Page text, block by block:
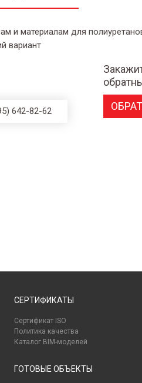
и материалам для
вариант
642-82-62
СЕРТИФИКАТЫ
Сертификат ISO
Политика качества
Каталог BIM-моделей
ГОТОВЫЕ ОБЪЕКТЫ